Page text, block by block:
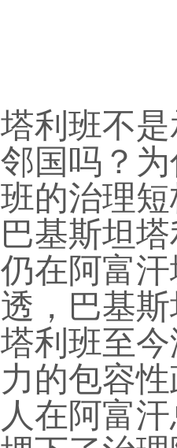
塔利班不
邻国吗？
班的治理
巴基斯坦
仍在阿富
透，巴基
塔利班至
力的包容
人在阿富